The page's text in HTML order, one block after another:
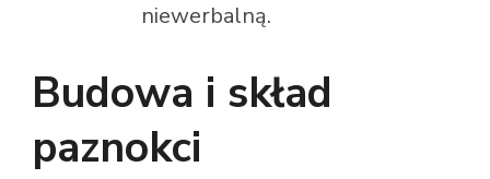
niewerbalną.
Budowa i skład
paznokci